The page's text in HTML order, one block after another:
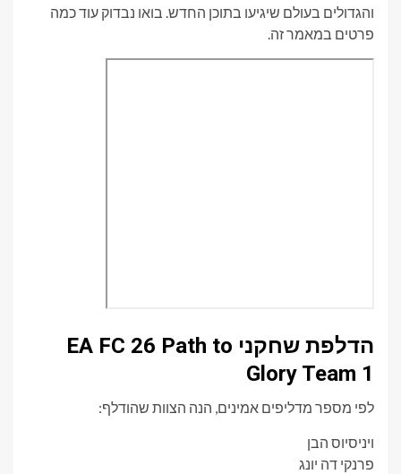
והגדולים בעולם שיגיעו בתוכן החדש. בואו נבדוק עוד כמה
פרטים במאמר זה.
הדלפת שחקני EA FC 26 Path to
Glory Team 1
לפי מספר מדליפים אמינים, הנה הצוות שהודלף:
ויניסיוס הבן
פרנקי דה יונג